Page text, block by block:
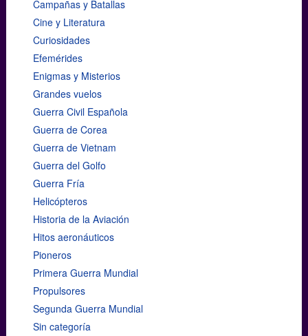
Campañas y Batallas
Cine y Literatura
Curiosidades
Efemérides
Enigmas y Misterios
Grandes vuelos
Guerra Civil Española
Guerra de Corea
Guerra de Vietnam
Guerra del Golfo
Guerra Fría
Helicópteros
Historia de la Aviación
Hitos aeronáuticos
Pioneros
Primera Guerra Mundial
Propulsores
Segunda Guerra Mundial
Sin categoría